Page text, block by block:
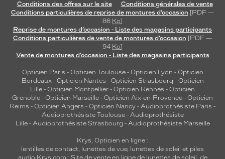
Conditions des offres sur le site
Conditions générales de vente
Conditions particulières de reprise de montures d’occasion [PDF —
86 Ko]
Reprise de montures d’occasion - Liste des magasins participants
Conditions particulières de vente de montures d’occasion [PDF —
94 Ko]
Vente de montures d’occasion - Liste des magasins participants
Opticien Paris - Opticien Toulouse- Opticien Lyon - Opticien
Bordeaux- Opticien Nantes - Opticien Strasbourg - Opticien
Lille - Opticien Montpellier - Opticien Rennes - Opticien
Grenoble - Opticien Marseille - Opticien Aix-en-Provence - Opticien
Reims - Opticien Angers - Opticien Nancy - Audioprothésiste Paris -
Audioprothésiste Toulouse- Audioprothésiste
Lille- Audioprothésiste Strasbourg - Audioprothésiste Marseille
Krys, Opticien en ligne :
lentilles de contact, lunettes de vue, lunettes de soleil et piles
audio Krys.com : Site de vente en ligne de lunettes de soleil, de